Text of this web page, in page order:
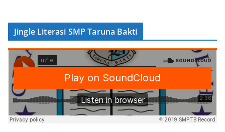
Jingle Literasi SMP Taruna Bakti